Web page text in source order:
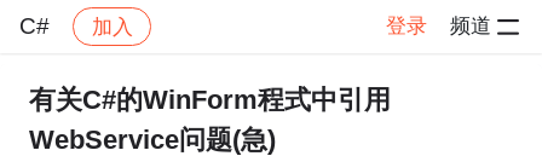
C# 加入 登录 频道
社区 C# 帖子详情
有关C#的WinForm程式中引用
WebService问题(急)